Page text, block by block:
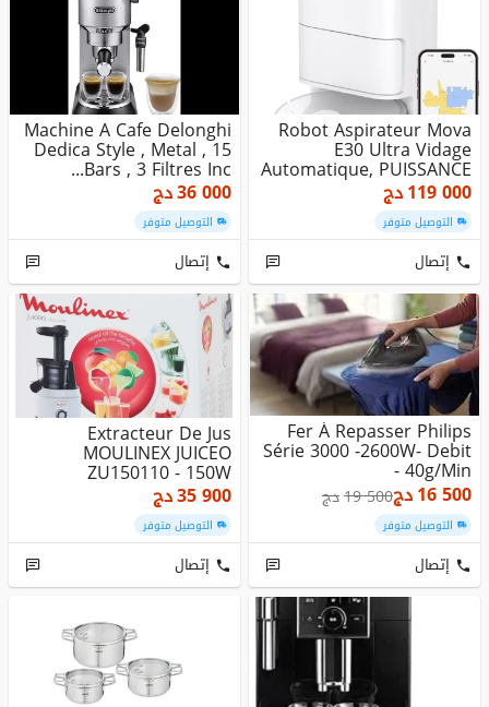
Robot Aspirateur Mova
E30 Ultra Vidage
Automatique, PUISSANCE
7000 Pa,...
119 000دج
التوصيل متوفر
إتصال
Machine A Cafe Delonghi
Dedica Style , Metal , 15
Bars , 3 Filtres Inc...
36 000دج
التوصيل متوفر
إتصال
Fer À Repasser Philips
Série 3000 -2600W- Debit
40g/min -
16 500دج19 500دج
التوصيل متوفر
إتصال
Extracteur De Jus
MOULINEX JUICEO
ZU150110 - 150W
35 900دج
التوصيل متوفر
إتصال